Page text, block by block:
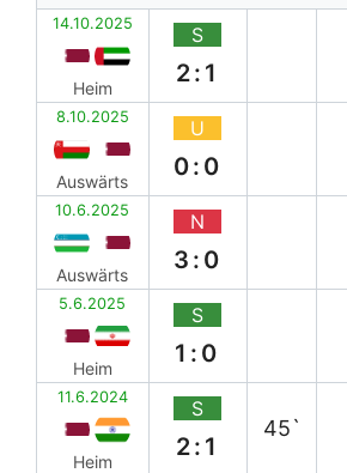
14.10.2025
Heim
S
2:1
8.10.2025
Auswärts
U
0:0
10.6.2025
Auswärts
N
3:0
5.6.2025
Heim
S
1:0
11.6.2024
Heim
S
2:1
45`